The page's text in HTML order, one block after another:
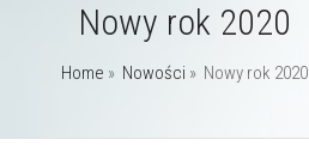
Nowy rok 2020
Home » Nowości » Nowy rok 2020